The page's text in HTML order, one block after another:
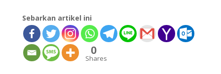
Sebarkan artikel ini
0
Shares